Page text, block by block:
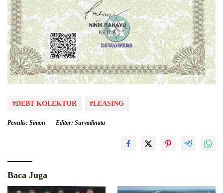
#DEBT KOLEKTOR #LEASING
Penulis: Simon Editor: Suryadinata
Baca Juga